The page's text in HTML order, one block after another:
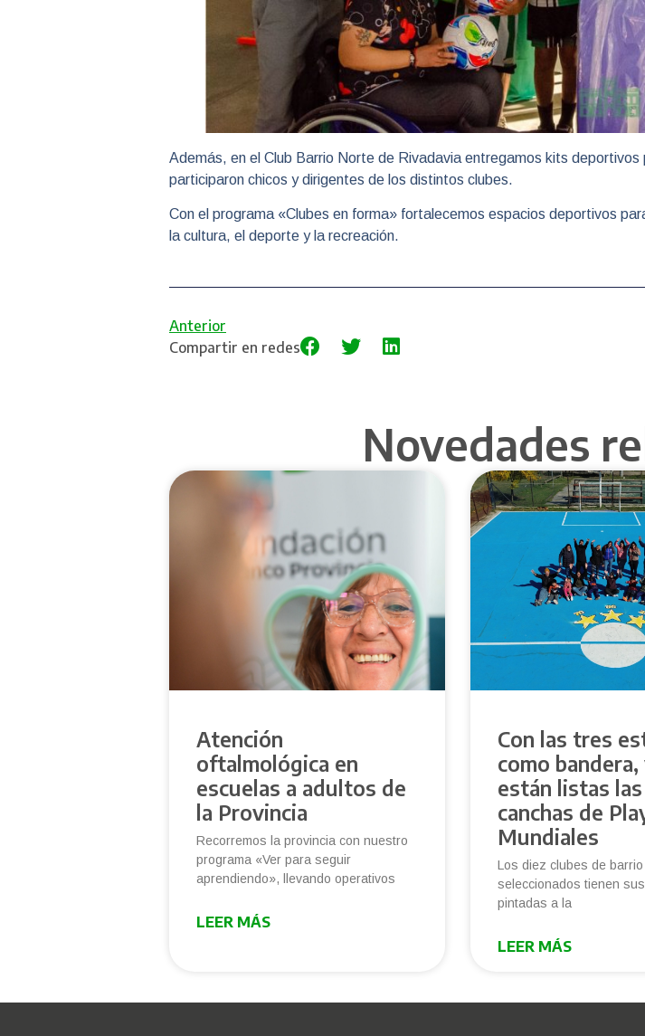
Además, en el Club Barrio Norte de Rivadavia entregamos kits deportivos
participaron chicos y dirigentes de los distintos clubes.
Con el programa «Clubes en forma» fortalecemos espacios deportivos
la cultura, el deporte y la recreación.
Anterior
Compartir en redes
Novedades
Atención
oftalmológica en
escuelas a adultos de
la Provincia
Recorremos la provincia con nuestro
programa «Ver para seguir
aprendiendo», llevando operativos
LEER MÁS
Con las tres
como bandera,
están listas las
canchas de
Mundiales
Los diez clubes de barrio
seleccionados tienen
pintadas a la
LEER MÁS